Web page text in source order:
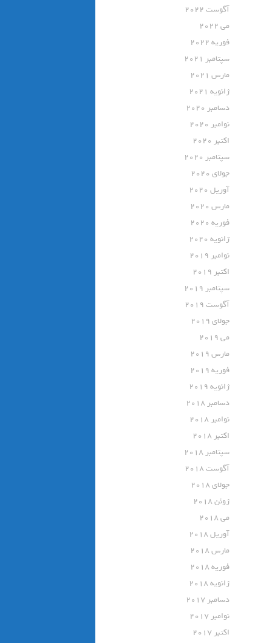
آگوست 2022
می 2022
فوریه 2022
سپتامبر 2021
مارس 2021
ژانویه 2021
دسامبر 2020
نوامبر 2020
اکتبر 2020
سپتامبر 2020
جولای 2020
آوریل 2020
مارس 2020
فوریه 2020
ژانویه 2020
نوامبر 2019
اکتبر 2019
سپتامبر 2019
آگوست 2019
جولای 2019
می 2019
مارس 2019
فوریه 2019
ژانویه 2019
دسامبر 2018
نوامبر 2018
اکتبر 2018
سپتامبر 2018
آگوست 2018
جولای 2018
ژوئن 2018
می 2018
آوریل 2018
مارس 2018
فوریه 2018
ژانویه 2018
دسامبر 2017
نوامبر 2017
اکتبر 2017